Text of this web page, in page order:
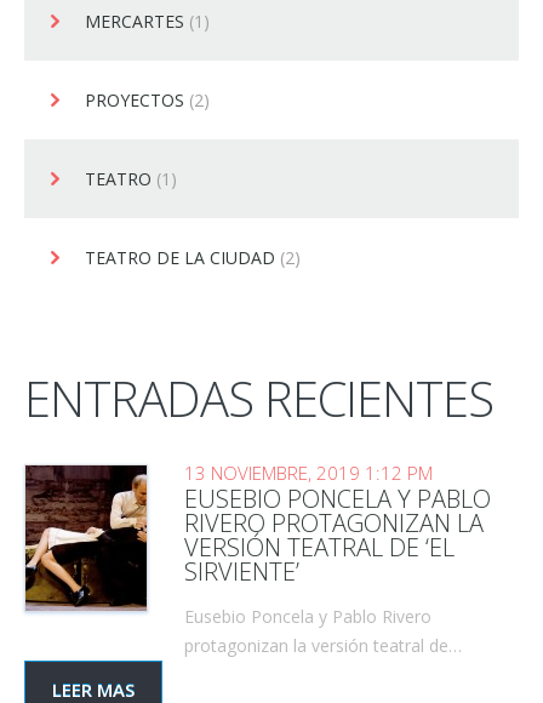
MERCARTES (1)
PROYECTOS (2)
TEATRO (1)
TEATRO DE LA CIUDAD (2)
ENTRADAS RECIENTES
13 NOVIEMBRE, 2019 1:12 PM
EUSEBIO PONCELA Y PABLO
RIVERO PROTAGONIZAN LA
VERSIÓN TEATRAL DE ‘EL
SIRVIENTE’
Eusebio Poncela y Pablo Rivero
protagonizan la versión teatral de…
LEER MAS